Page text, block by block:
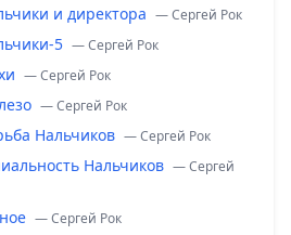
и директора — Сергей Рок
5 — Сергей Рок
— Сергей Рок
— Сергей Рок
Нальчиков — Сергей Рок
Нальчиков — Сергей
— Сергей Рок